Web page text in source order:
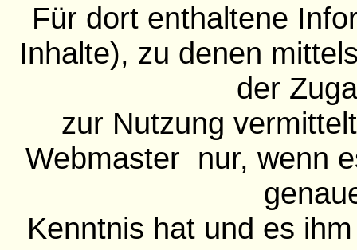
Für dort enthaltene
Inhalte), zu denen
der
zur Nutzung
Webmaster nur, wenn
Kenntnis hat und es